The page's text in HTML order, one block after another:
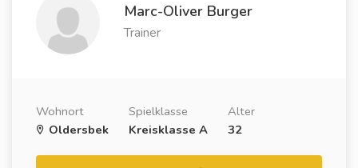
Marc-Oliver Burger
Trainer
Wohnort
Oldersbek
Spielklasse
Kreisklasse A
Alter
32